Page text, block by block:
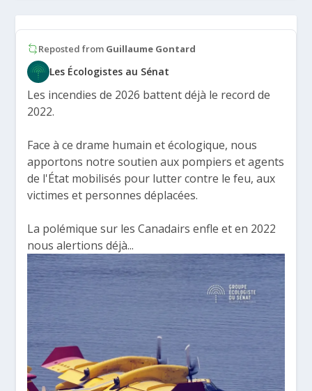
Reposted from Guillaume Gontard
Les Écologistes au Sénat
Les incendies de 2026 battent déjà le record de
2022.
Face à ce drame humain et écologique, nous
apportons notre soutien aux pompiers et agents
de l'État mobilisés pour lutter contre le feu, aux
victimes et personnes déplacées.
La polémique sur les Canadairs enfle et en 2022
nous alertions déjà...